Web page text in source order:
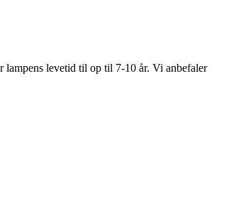
levetid til op til 7-10 år. Vi anbefaler